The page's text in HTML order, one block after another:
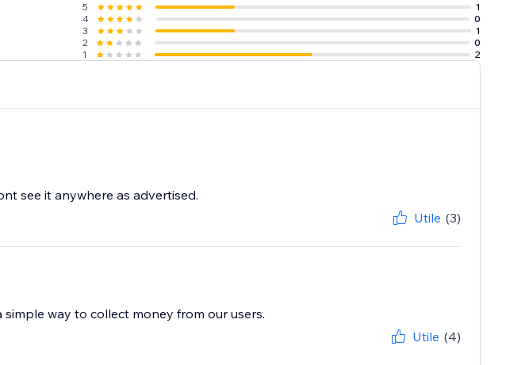
5
1
4
0
3
1
2
0
1
2
see it anywhere as advertised.
Utile (3)
way to collect money from our users.
Utile (4)